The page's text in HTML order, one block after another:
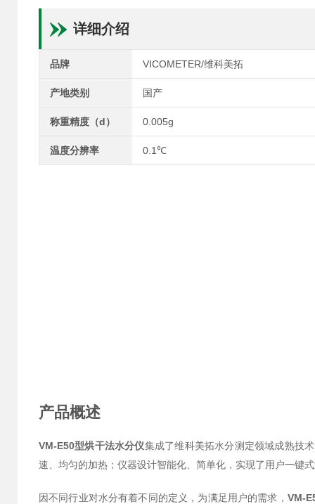
详细介绍
品牌 VICOMETER/维科美拓
产地类别 国产
称重精度（d） 0.005g
温度分辨率 0.1℃
产品概述
VM-E50型烘干法水分仪集成了维科美拓水分测定领域成熟技
速、均匀的加热；仪器设计智能化、简单化，实现了用户一键
因不同行业对水分有着不同的定义，为满足用户的需求， VM-